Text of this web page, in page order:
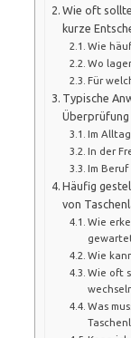
Wie oft
kurze
Wie
Wo
Für
Typische
Überprüfung
Im Alltag
In der
Im Beruf
Häufig
von
Wie
Wie
Wie oft
Was